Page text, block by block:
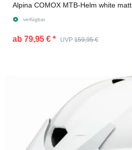
Alpina COMOX MTB-Helm white matt
verfügbar
ab 79,95 € * UVP 159,95 €